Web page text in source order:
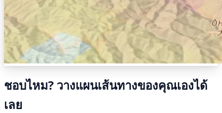
ชอบไหม? วางแผนเส้นทางของคุณเองได้
เลย